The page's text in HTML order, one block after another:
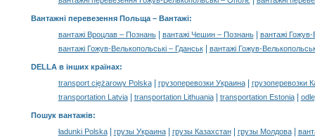
Вантажні перевезення Польща – Вантажі:
вантажі Вроцлав – Познань| вантажі Чешин – Познань|
вантажі
вантажі Гожув-Велькопольські – Гданськ| вантажі Гожув-
DELLA в інших країнах:
transport ciężarowy Polska| грузоперевозки Украина|
грузоперевозки
transportation Latvia| transportation Lithuania| transportation Estonia|
Пошук вантажів:
ładunki Polska| грузы Украина| грузы Казахстан| грузы Молдова|